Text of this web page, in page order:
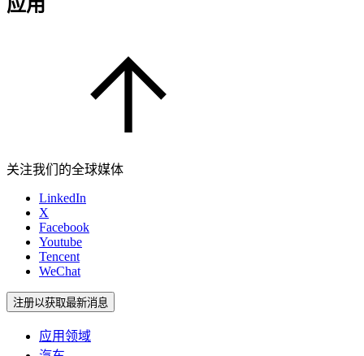
应用
关注我们的全球媒体
LinkedIn
X
Facebook
Youtube
Tencent
WeChat
注册以获取最新消息
应用领域